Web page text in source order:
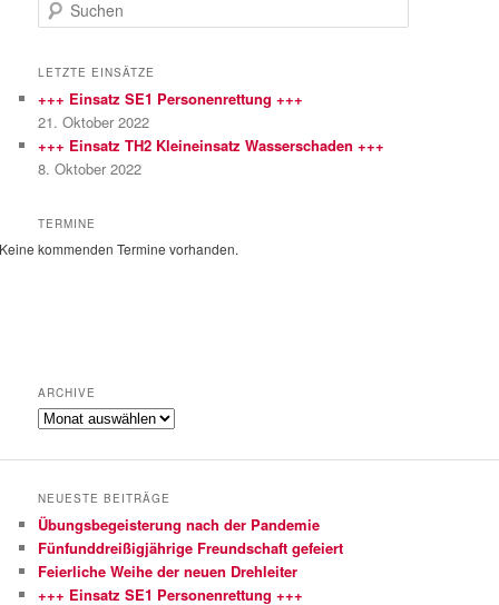
u
h
n
LETZTE EINSÄTZE
+++ Einsatz SE1 Personenrettung +++
21. Oktober 2022
+++ Einsatz TH2 Kleineinsatz Wasserschaden +++
8. Oktober 2022
TERMINE
Keine kommenden Termine vorhanden.
ARCHIVE
Archive
NEUESTE BEITRÄGE
Übungsbegeisterung nach der Pandemie
Fünfunddreißigjährige Freundschaft gefeiert
Feierliche Weihe der neuen Drehleiter
+++ Einsatz SE1 Personenrettung +++